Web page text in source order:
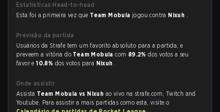
Estatísticas Head-to-head
Esta foi a primeira vez que Team Mobula jogou contra Nixuh .
Previsão da partida
Usuários da Strafe tem um favorito absoluto para a partida, e
preveem a vitória do Team Mobulacom 89.2%dos votos a seu
favor e10.8% dos votos para Nixuh .
Onde assistir
Assista Team Mobula vs Nixuh ao vivo na strafe.com, Twitch and
Youtube. Para assistir a mais partidas como esta, visite o